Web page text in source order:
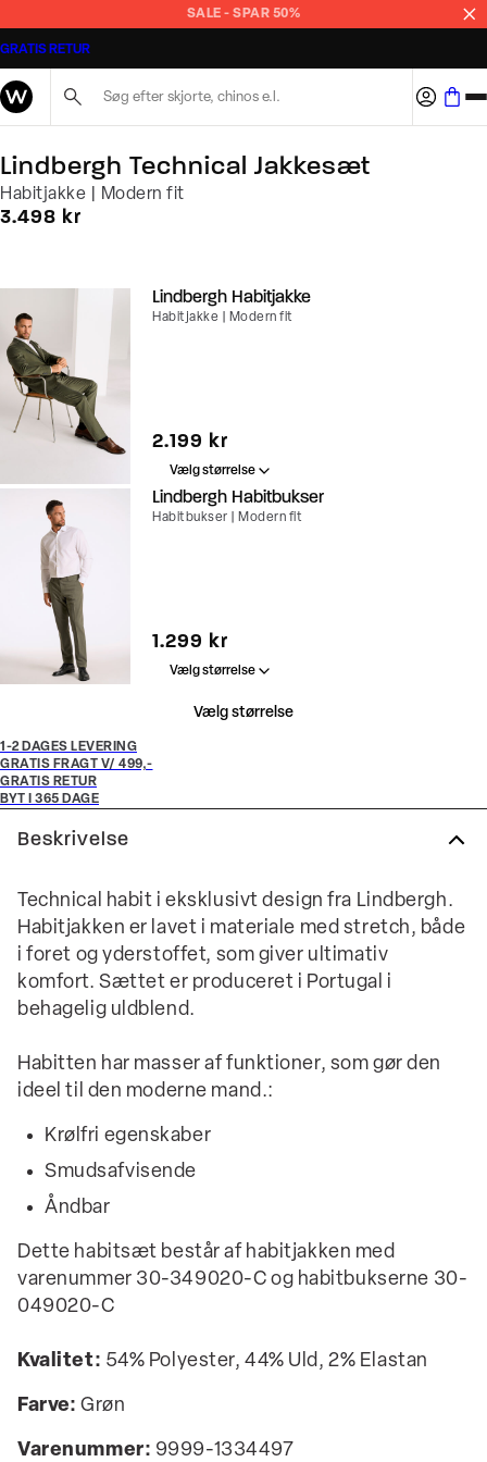
SALE - SPAR 50%
GRATIS RETUR
Lindbergh Technical Jakkesæt
Habitjakke | Modern fit
I alt (inkl. rabat)
3.498 kr
Lindbergh Habitjakke
Habitjakke | Modern fit
I alt (inkl. rabat)
2.199 kr
Vælg størrelse
Lindbergh Habitbukser
Habitbukser | Modern fit
I alt (inkl. rabat)
1.299 kr
Vælg størrelse
Vælg størrelse
1-2 DAGES LEVERING
GRATIS FRAGT V/ 499,-
GRATIS RETUR
BYT I 365 DAGE
Beskrivelse
Technical habit i eksklusivt design fra Lindbergh.
Habitjakken er lavet i materiale med stretch, både
i foret og yderstoffet, som giver ultimativ
komfort. Sættet er produceret i Portugal i
behagelig uldblend.
Habitten har masser af funktioner, som gør den
ideel til den moderne mand.:
Krølfri egenskaber
Smudsafvisende
Åndbar
Dette habitsæt består af habitjakken med
varenummer 30-349020-C og habitbukserne 30-
049020-C
Kvalitet: 54% Polyester, 44% Uld, 2% Elastan
Farve: Grøn
Varenummer: 9999-1334497